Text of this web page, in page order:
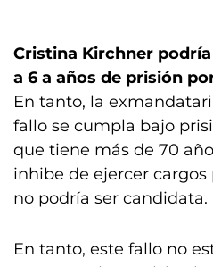
Cristina Kirchner
a 6 a años de prisión
En tanto, la
fallo se cumpla bajo
que tiene más de 70
inhibe de ejercer
no podría ser candidata.
En tanto, este fallo no